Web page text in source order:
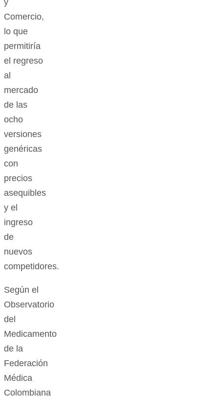
y
Comercio,
lo que
permitiría
el regreso
al
mercado
de las
ocho
versiones
genéricas
con
precios
asequibles
y el
ingreso
de
nuevos
competidores.
Según el
Observatorio
del
Medicamento
de la
Federación
Médica
Colombiana